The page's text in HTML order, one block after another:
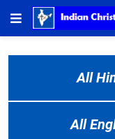
All
All